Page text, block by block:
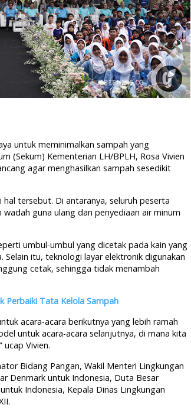
untuk meminimalkan sampah yang
(Sekum) Kementerian LH/BPLH, Rosa Vivien
agar menghasilkan sampah sesedikit
tersebut. Di antaranya, seluruh peserta
guna ulang dan penyediaan air minum
umbul-umbul yang dicetak pada kain yang
itu, teknologi layar elektronik digunakan
cetak, sehingga tidak menambah
Perbaiki Tata Kelola Sampah
acara-acara berikutnya yang lebih ramah
untuk acara-acara selanjutnya, di mana kita
ucap Vivien.
Bidang Pangan, Wakil Menteri Lingkungan
Denmark untuk Indonesia, Duta Besar
Indonesia, Kepala Dinas Lingkungan